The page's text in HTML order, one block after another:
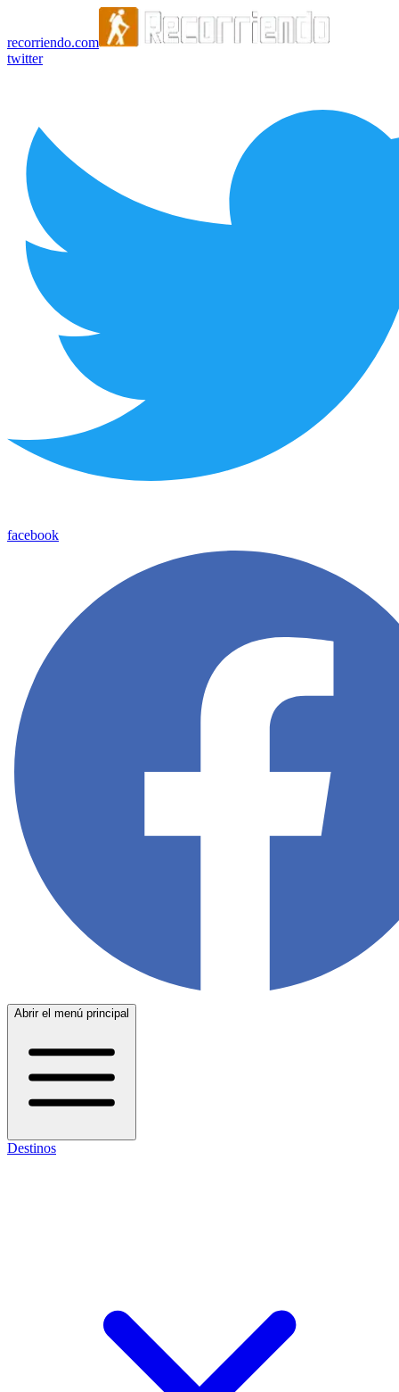
recorriendo.com
twitter
facebook
Abrir el menú principal
Destinos